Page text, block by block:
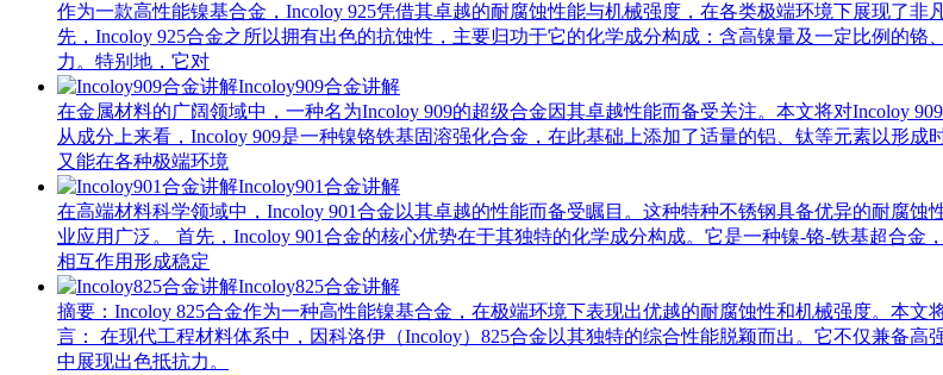
作为一款高性能镍基合金，Incoloy 925凭借其卓越的耐腐蚀性能与机械强度，在各类极端环境下展现了
先，Incoloy 925合金之所以拥有出色的抗蚀性，主要归功于它的化学成分构成：含高镍量及一定比例的
力。特别地，它对
Incoloy909合金讲解
在金属材料的广阔领域中，一种名为Incoloy 909的超级合金因其卓越性能而备受关注。本文将对Incoloy
从成分上来看，Incoloy 909是一种镍铬铁基固溶强化合金，在此基础上添加了适量的铝、钛等元素以形
又能在各种极端环境
Incoloy901合金讲解
在高端材料科学领域中，Incoloy 901合金以其卓越的性能而备受瞩目。这种特种不锈钢具备优异的耐腐
业应用广泛。 首先，Incoloy 901合金的核心优势在于其独特的化学成分构成。它是一种镍-铬-铁基超合
相互作用形成稳定
Incoloy825合金讲解
摘要：Incoloy 825合金作为一种高性能镍基合金，在极端环境下表现出优越的耐腐蚀性和机械强度。本
言： 在现代工程材料体系中，因科洛伊（Incoloy）825合金以其独特的综合性能脱颖而出。它不仅兼备
中展现出色抵抗力。